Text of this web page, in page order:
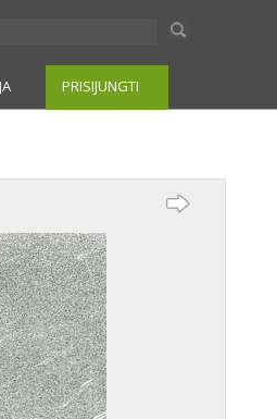
PRISIJUNGTI